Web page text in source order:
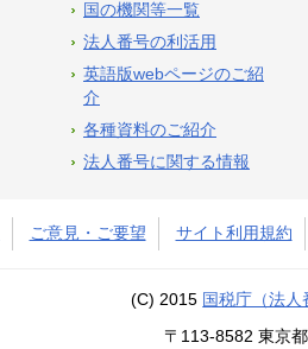
国の機関等一覧
法人番号の利活用
英語版webページのご紹
介
各種資料のご紹介
法人番号に関する情報
ご意見・ご要望 サイト利用規約
(C) 2015 国税庁（法人
〒113-8582 東京